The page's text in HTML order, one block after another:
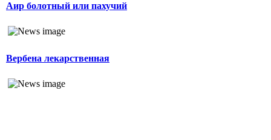
Аир болотный или пахучий
Вербена лекарственная